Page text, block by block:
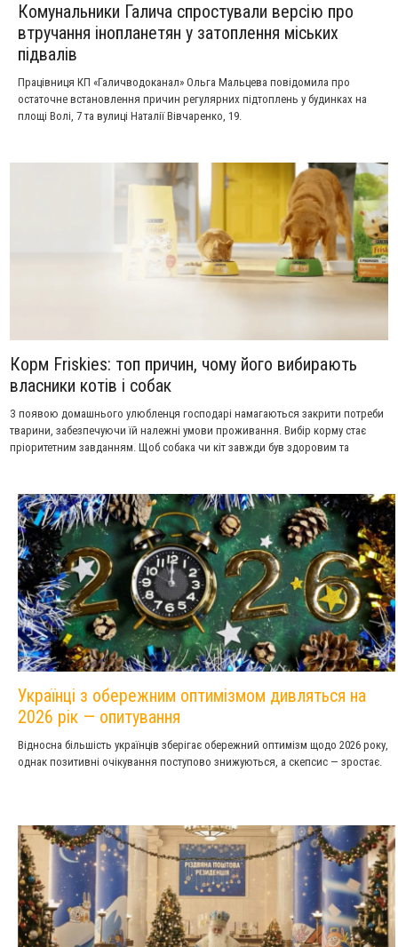
Комунальники Галича спростували версію про
втручання інопланетян у затоплення міських
підвалів
Працівниця КП «Галичводоканал» Ольга Мальцева повідомила про
остаточне встановлення причин регулярних підтоплень у будинках на
площі Волі, 7 та вулиці Наталії Вівчаренко, 19.
Корм Friskies: топ причин, чому його вибирають
власники котів і собак
З появою домашнього улюбленця господарі намагаються закрити потреби
тварини, забезпечуючи їй належні умови проживання. Вибір корму стає
пріоритетним завданням. Щоб собака чи кіт завжди був здоровим та
кишківника та змушують імунітет працювати як годинник. Багатьох
власників приваблює баланс якості та ціни кормів лінійки Friskies, а
улюбленцям подобається смак та аромат кожної страви.
Українці з обережним оптимізмом дивляться на
2026 рік — опитування
Відносна більшість українців зберігає обережний оптимізм щодо 2026 року,
однак позитивні очікування поступово знижуються, а скепсис — зростає.